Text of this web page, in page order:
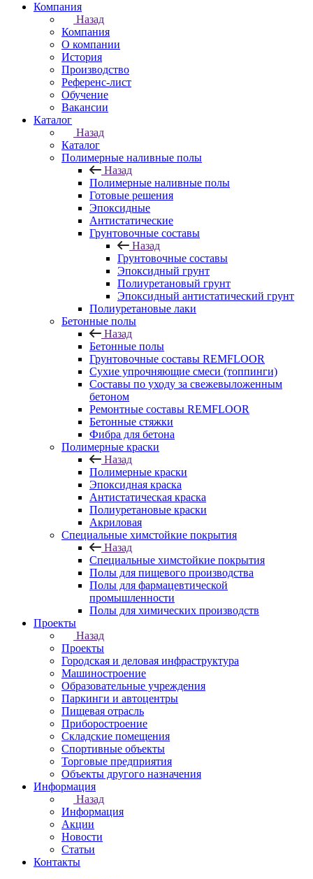
Компания
Назад
Компания
О компании
История
Производство
Референс-лист
Обучение
Вакансии
Каталог
Назад
Каталог
Полимерные наливные полы
Назад
Полимерные наливные полы
Готовые решения
Эпоксидные
Антистатические
Грунтовочные составы
Назад
Грунтовочные составы
Эпоксидный грунт
Полиуретановый грунт
Эпоксидный антистатический грунт
Полиуретановые лаки
Бетонные полы
Назад
Бетонные полы
Грунтовочные составы REMFLOOR
Сухие упрочняющие смеси (топпинги)
Составы по уходу за свежевыложенным
бетоном
Ремонтные составы REMFLOOR
Бетонные стяжки
Фибра для бетона
Полимерные краски
Назад
Полимерные краски
Эпоксидная краска
Антистатическая краска
Полиуретановые краски
Акриловая
Специальные химстойкие покрытия
Назад
Специальные химстойкие покрытия
Полы для пищевого производства
Полы для фармацевтической
промышленности
Полы для химических производств
Проекты
Назад
Проекты
Городская и деловая инфраструктура
Машиностроение
Образовательные учреждения
Паркинги и автоцентры
Пищевая отрасль
Приборостроение
Складские помещения
Спортивные объекты
Торговые предприятия
Объекты другого назначения
Информация
Назад
Информация
Акции
Новости
Статьи
Контакты